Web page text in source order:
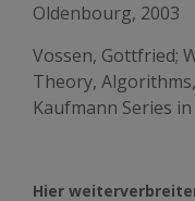
Oldenbourg, 2003
Vossen, Gottfried;
Theory,
Kaufmann Series
Hier